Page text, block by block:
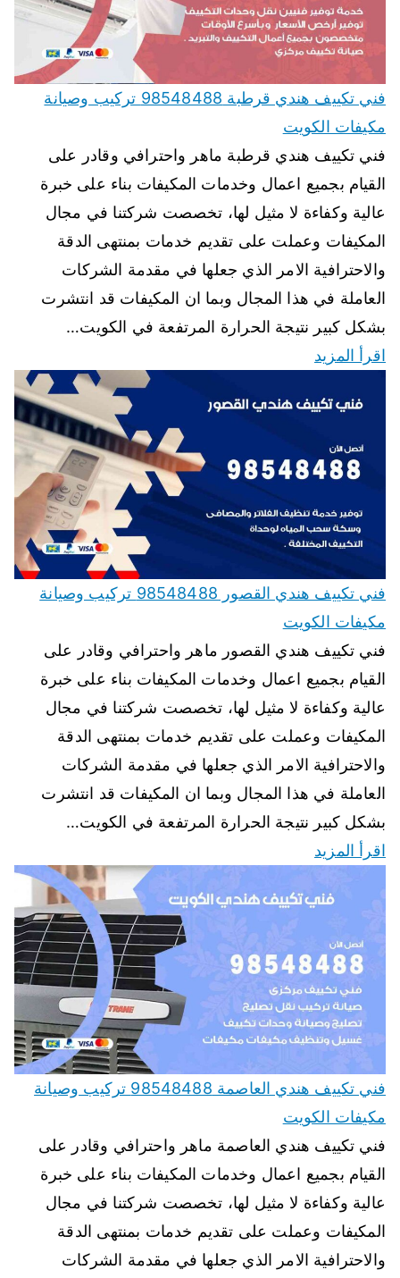
فني تكييف هندي قرطبة 98548488 تركيب وصيانة
مكيفات الكويت
فني تكييف هندي قرطبة ماهر واحترافي وقادر على
القيام بجميع اعمال وخدمات المكيفات بناء على خبرة
عالية وكفاءة لا مثيل لها، تخصصت شركتنا في مجال
المكيفات وعملت على تقديم خدمات بمنتهى الدقة
والاحترافية الامر الذي جعلها في مقدمة الشركات
العاملة في هذا المجال وبما ان المكيفات قد انتشرت
بشكل كبير نتيجة الحرارة المرتفعة في الكويت…
اقرأ المزيد
فني تكييف هندي القصور 98548488 تركيب وصيانة
مكيفات الكويت
فني تكييف هندي القصور ماهر واحترافي وقادر على
القيام بجميع اعمال وخدمات المكيفات بناء على خبرة
عالية وكفاءة لا مثيل لها، تخصصت شركتنا في مجال
المكيفات وعملت على تقديم خدمات بمنتهى الدقة
والاحترافية الامر الذي جعلها في مقدمة الشركات
العاملة في هذا المجال وبما ان المكيفات قد انتشرت
بشكل كبير نتيجة الحرارة المرتفعة في الكويت…
اقرأ المزيد
فني تكييف هندي العاصمة 98548488 تركيب وصيانة
مكيفات الكويت
فني تكييف هندي العاصمة ماهر واحترافي وقادر على
القيام بجميع اعمال وخدمات المكيفات بناء على خبرة
عالية وكفاءة لا مثيل لها، تخصصت شركتنا في مجال
المكيفات وعملت على تقديم خدمات بمنتهى الدقة
والاحترافية الامر الذي جعلها في مقدمة الشركات